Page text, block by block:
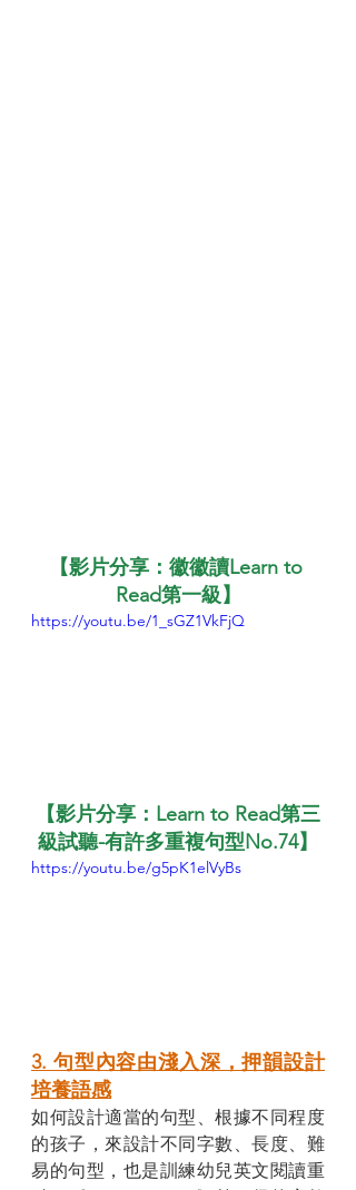
【影片分享：徽徽讀Learn to
Read第一級】
https://youtu.be/1_sGZ1VkFjQ
【影片分享：Learn to Read第三
級試聽-有許多重複句型No.74】
https://youtu.be/g5pK1elVyBs
3. 句型內容由淺入深，押韻設計
培養語感
如何設計適當的句型、根據不同程度
的孩子，來設計不同字數、長度、難
易的句型，也是訓練幼兒英文閱讀重